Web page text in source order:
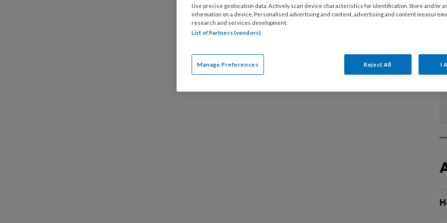
Corstiaan den Uil (Maasstad Ziekenhuis) en collega’s zijn
blij dat de IABP echter nog niet is afgeschaft.
Use precise geolocation data. Actively scan device characteristics for identification. Store and/or
information on a device. Personalised advertising and content, advertising and content
research and services development.
List of Partners (vendors)
Manage Preferences Reject All I